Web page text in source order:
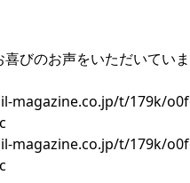
びのお声をいただいていま
magazine.co.jp/t/179k/
magazine.co.jp/t/179k/